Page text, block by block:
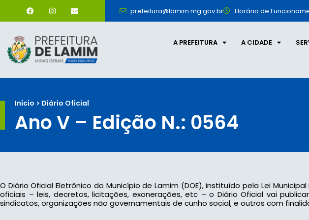
prefeitura@lamim.mg.gov.br Horário de
A PREFEITURA A CIDADE
Início > Diário Oficial
Ano V – Edição N.: 0564
O Diário Oficial Eletrônico do Município de Lamim (DOE), instituído pela Lei
oficiais – leis, decretos, licitações, exonerações, etc – o Diário Oficial vai
sindicatos, organizações não governamentais de cunho social, e outros com